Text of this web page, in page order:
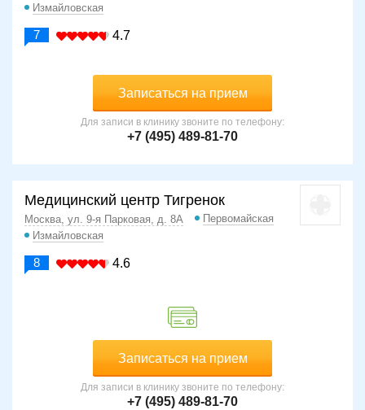
Измайловская
7 4.7
Записаться на прием
Для записи в клинику звоните по телефону:
+7 (495) 489-81-70
Медицинский центр Тигренок
Москва, ул. 9-я Парковая, д. 8А
Первомайская
Измайловская
8 4.6
Записаться на прием
Для записи в клинику звоните по телефону:
+7 (495) 489-81-70